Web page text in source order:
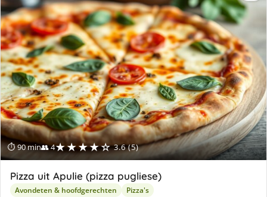
⏱ 90 min👥 4★★★★☆ 3.6 (5)
Pizza uit Apulie (pizza pugliese)
Avondeten & hoofdgerechten Pizza's